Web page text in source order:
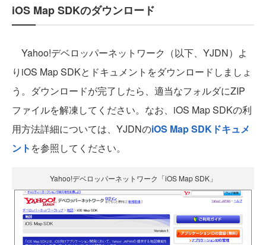
iOS Map SDKのダウンロード
Yahoo!デベロッパーネットワーク（以下、YJDN）よ
りiOS Map SDKとドキュメントをダウンロードしましょ
う。ダウンロードが完了したら、適当なフォルダにZIP
ファイルを解凍してください。なお、iOS Map SDKの利
用方法詳細については、YJDNのiOS Map SDKドキュメ
ント を参照してください。
Yahoo!デベロッパーネットワーク「iOS Map SDK」